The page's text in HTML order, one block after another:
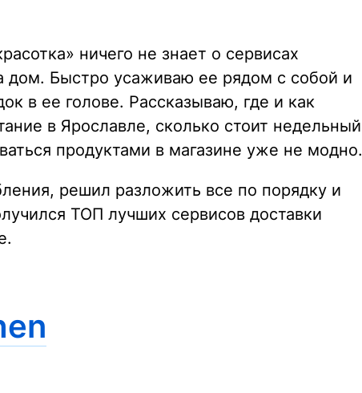
ничего не знает о сервисах
дом. Быстро усаживаю ее рядом с собой и
в ее голове. Рассказываю, где и как
в Ярославле, сколько стоит недельный
продуктами в магазине уже не модно.
решил разложить все по порядку и
ТОП лучших сервисов доставки